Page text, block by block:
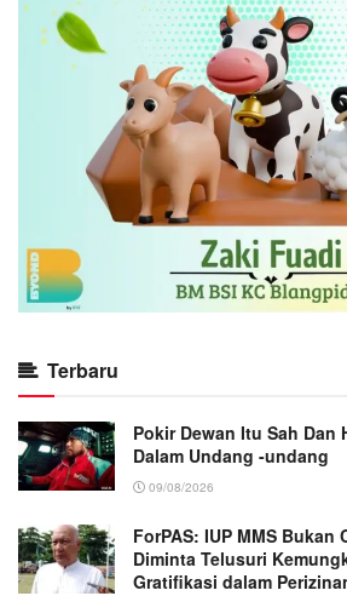
Terbaru
Pokir Dewan Itu Sah Dan
Dalam Undang -undang
09/08/2026
ForPAS: IUP MMS Bukan
Diminta Telusuri
Gratifikasi dalam